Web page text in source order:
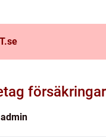
se
försäkringar
admin